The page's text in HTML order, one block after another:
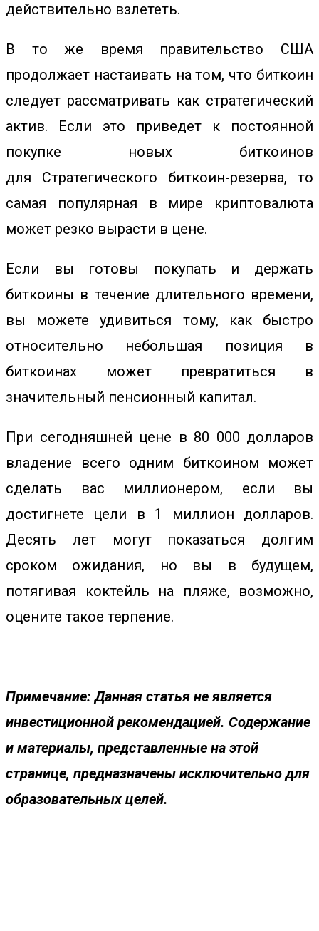
действительно взлететь.
В то же время правительство США
продолжает настаивать на том, что биткоин
следует рассматривать как стратегический
актив. Если это приведет к постоянной
покупке новых биткоинов
для Стратегического биткоин-резерва, то
самая популярная в мире криптовалюта
может резко вырасти в цене.
Если вы готовы покупать и держать
биткоины в течение длительного времени,
вы можете удивиться тому, как быстро
относительно небольшая позиция в
биткоинах может превратиться в
значительный пенсионный капитал.
При сегодняшней цене в 80 000 долларов
владение всего одним биткоином может
сделать вас миллионером, если вы
достигнете цели в 1 миллион долларов.
Десять лет могут показаться долгим
сроком ожидания, но вы в будущем,
потягивая коктейль на пляже, возможно,
оцените такое терпение.
Примечание: Данная статья не является
инвестиционной рекомендацией. Содержание
и материалы, представленные на этой
странице, предназначены исключительно для
образовательных целей.